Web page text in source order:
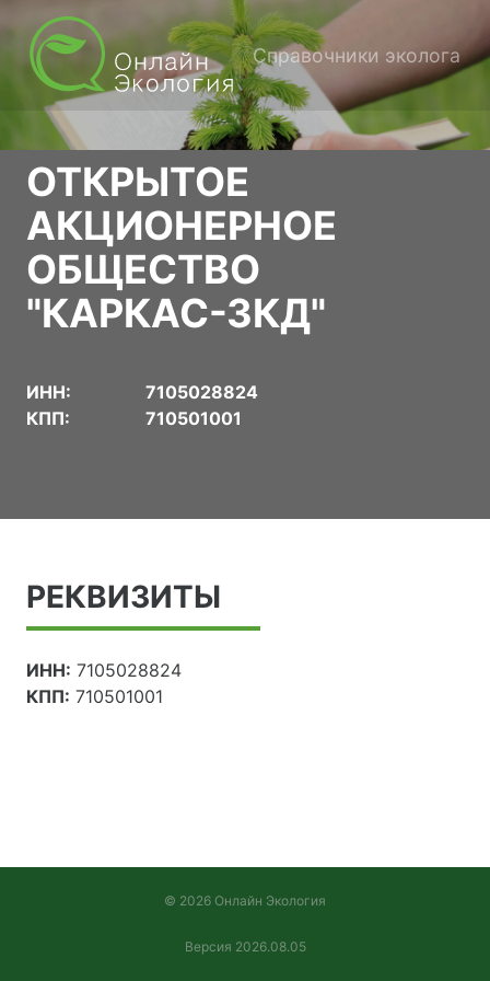
Справочники эколога
ОТКРЫТОЕ
АКЦИОНЕРНОЕ
ОБЩЕСТВО
"КАРКАС-ЗКД"
ИНН:
7105028824
КПП:
710501001
РЕКВИЗИТЫ
ИНН: 7105028824
КПП: 710501001
© 2026 Онлайн Экология
Версия 2026.08.05